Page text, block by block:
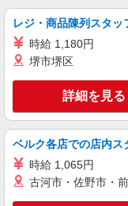
キープ
派遣社員
株式会社kotrio /●NR-H-
九
担少
通
キープ
レジ・商品陳列スタッ
時給 1,180円
堺市堺区
詳細を見る
ベルク各店での店内ス
時給 1,065円
古河市・佐野市・